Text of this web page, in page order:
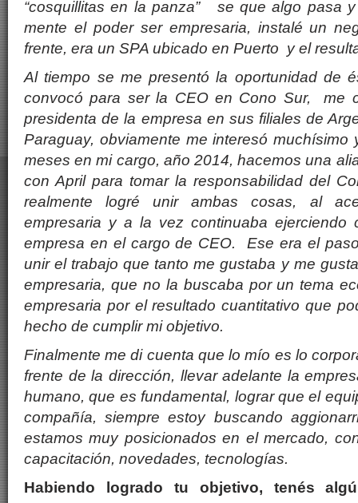
“cosquillitas en la panza” se que algo pasa
mente el poder ser empresaria, instalé un
frente, era un SPA ubicado en Puerto y el
Al tiempo se me presentó la oportunidad de
convocó para ser la CEO en Cono Sur, me
presidenta de la empresa en sus filiales de
Paraguay, obviamente me interesó
meses en mi cargo, año 2014, hacemos una
con April para tomar la responsabilidad del
realmente logré unir ambas cosas, al
empresaria y a la vez continuaba ejerciendo
empresa en el cargo de CEO. Ese era el
unir el trabajo que tanto me gustaba y me
empresaria, que no la buscaba por un tema
empresaria por el resultado cuantitativo que
hecho de cumplir mi objetivo.
Finalmente me di cuenta que lo mío es lo
frente de la dirección, llevar adelante la
humano, que es fundamental, lograr que el
compañía, siempre estoy buscando
estamos muy posicionados en el mercado,
capacitación, novedades, tecnologías.
Habiendo logrado tu objetivo, tenés